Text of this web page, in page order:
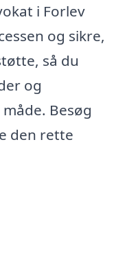
i Forlev
og sikre,
så du
og
Besøg
den rette